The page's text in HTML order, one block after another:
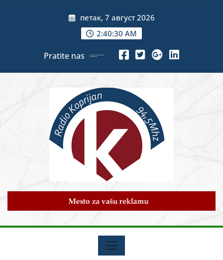
петак, 7 август 2026
2:40:32 AM
Pratite nas